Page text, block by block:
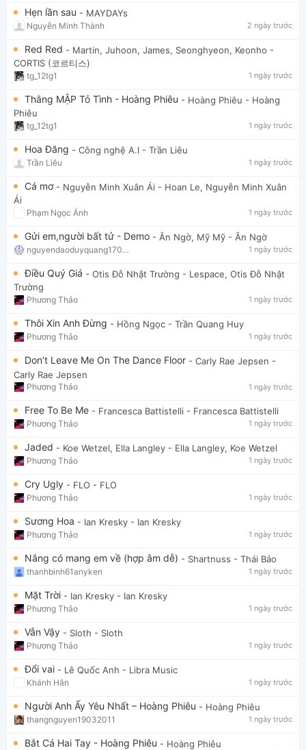
Hẹn lần sau - MAYDAYs
Nguyễn Minh Thành 2 ngày trước
Red Red - Martin, Juhoon, James, Seonghyeon, Keonho -
CORTIS (코르티스)
tg_12tg1 1 ngày trước
Thằng MẬP Tỏ Tình - Hoàng Phiêu - Hoàng Phiêu - Hoàng
Phiêu
tg_12tg1 1 ngày trước
Hoa Đăng - Công nghệ A.I - Trần Liêu
Trần Liêu 1 ngày trước
Cá mơ - Nguyễn Minh Xuân Ái - Hoan Le, Nguyễn Minh Xuân
Ái
Phạm Ngọc Ánh 1 ngày trước
Gửi em,người bất tử - Demo - Ân Ngờ, Mỹ Mỹ - Ân Ngờ
nguyendaoduyquang17021 1 ngày trước
Điều Quý Giá - Otis Đỗ Nhật Trường - Lespace, Otis Đỗ Nhật
Trường
Phương Thảo 1 ngày trước
Thôi Xin Anh Đừng - Hồng Ngọc - Trần Quang Huy
Phương Thảo 1 ngày trước
Don’t Leave Me On The Dance Floor - Carly Rae Jepsen -
Carly Rae Jepsen
Phương Thảo 1 ngày trước
Free To Be Me - Francesca Battistelli - Francesca Battistelli
Phương Thảo 1 ngày trước
Jaded - Koe Wetzel, Ella Langley - Ella Langley, Koe Wetzel
Phương Thảo 1 ngày trước
Cry Ugly - FLO - FLO
Phương Thảo 1 ngày trước
Sương Hoa - Ian Kresky - Ian Kresky
Phương Thảo 1 ngày trước
Nắng có mang em về (hợp âm dễ) - Shartnuss - Thái Bảo
thanhbinh61anyken 1 ngày trước
Mặt Trời - Ian Kresky - Ian Kresky
Phương Thảo 1 ngày trước
Vẫn Vậy - Sloth - Sloth
Phương Thảo 1 ngày trước
Đổi vai - Lê Quốc Anh - Libra Music
Khánh Hân 1 ngày trước
Người Anh Ấy Yêu Nhất – Hoàng Phiêu - Hoàng Phiêu
thangnguyen19032011 1 ngày trước
Bắt Cá Hai Tay - Hoàng Phiêu - Hoàng Phiêu